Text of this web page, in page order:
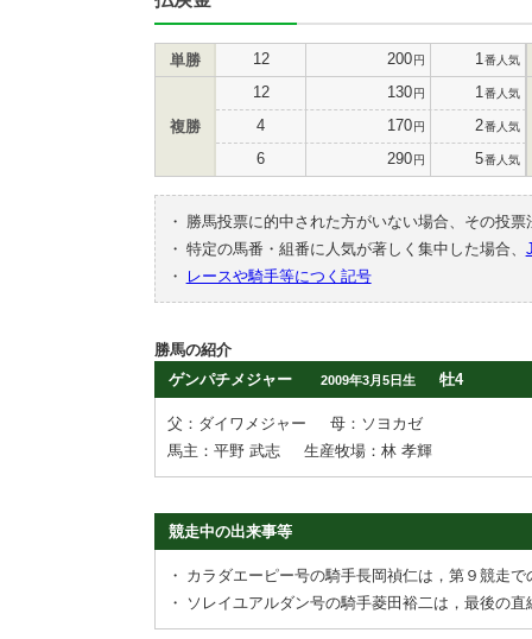
単勝 12 200円 1 番人気
複勝
12 130円 1 番人気
4 170円 2番人気
6 290円 5番人気
・
勝馬投票に的中された方がいない場合、その投
・ 特定の馬番・組番に人気が著しく集中した場合、
・
レースや騎手等につく記号
勝馬の紹介
ゲンパチメジャー
2009年3月5日生 牡4
父：ダイワメジャー
母：ソヨカゼ
馬主：平野 武志
生産牧場：林 孝輝
競走中の出来事等
・ カラダエーピー号の騎手長岡禎仁は，第９競走
・
ソレイユアルダン号の騎手菱田裕二は，最後の